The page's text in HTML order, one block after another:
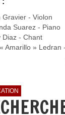
Gravier - Violon
Suarez - Piano
Diaz - Chant
Amarillo » Ledran